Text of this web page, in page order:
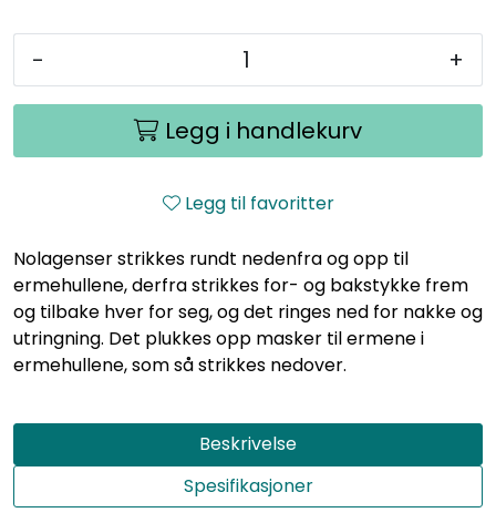
- +
Legg i handlekurv
Legg til favoritter
Nolagenser strikkes rundt nedenfra og opp til
ermehullene, derfra strikkes for- og bakstykke frem
og tilbake hver for seg, og det ringes ned for nakke og
utringning. Det plukkes opp masker til ermene i
ermehullene, som så strikkes nedover.
Beskrivelse
Spesifikasjoner